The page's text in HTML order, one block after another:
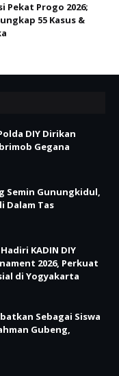
Pekat Progo 2026;
55 Kasus &
DIY Dirikan
Gegana
Semin Gunungkidul,
Dalam Tas
KADIN DIY
2026, Perkuat
di Yogyakarta
Sebagai Siswa
Gubeng,